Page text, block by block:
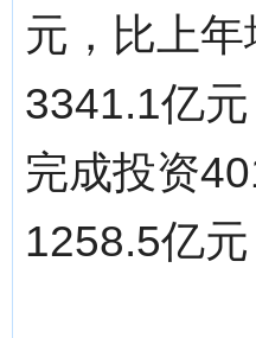
元，比上
3341.1亿
完成投资
1258.5亿